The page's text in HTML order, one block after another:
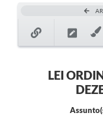
LEI